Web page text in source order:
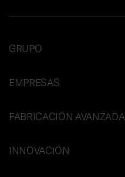
GRUPO
EMPRESAS
FABRICACIÓN AVANZADA
INNOVACIÓN